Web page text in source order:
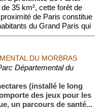
35 km², cette forêt de
de Paris constitue
du Grand Paris qui
DU MORBRAS
Départemental du
(installé le long
des jeux pour les
un parcours de santé...